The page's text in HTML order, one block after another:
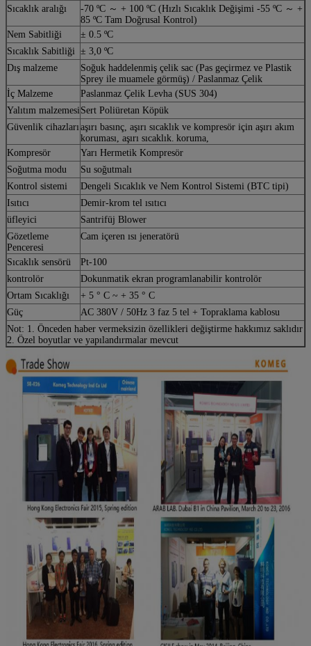
Sıcaklık aralığı
-70 ºC ～ + 100 ºC (Hızlı Sıcaklık Değişimi -55 ºC ～ +
85 ºC Tam Doğrusal Kontrol)
Nem Sabitliği
± 0.5 ºC
Sıcaklık Sabitliği ± 3,0 ºC
Dış malzeme
Soğuk haddelenmiş çelik sac (Pas geçirmez ve Plastik
Sprey ile muamele görmüş) / Paslanmaz Çelik
İç Malzeme
Paslanmaz Çelik Levha (SUS 304)
Yalıtım malzemesi Sert Poliüretan Köpük
Güvenlik cihazları aşırı basınç, aşırı sıcaklık ve kompresör için aşırı akım
koruması, aşırı sıcaklık. koruma,
Kompresör
Yarı Hermetik Kompresör
Soğutma modu
Su soğutmalı
Kontrol sistemi
Dengeli Sıcaklık ve Nem Kontrol Sistemi (BTC tipi)
Isıtıcı
Demir-krom tel ısıtıcı
üfleyici
Santrifüj Blower
Gözetleme
Penceresi
Cam içeren ısı jeneratörü
Sıcaklık sensörü
Pt-100
kontrolör
Dokunmatik ekran programlanabilir kontrolör
Ortam Sıcaklığı
+ 5 ° C ~ + 35 ° C
Güç
AC 380V / 50Hz 3 faz 5 tel + Topraklama kablosu
Not: 1. Önceden haber vermeksizin özellikleri değiştirme hakkımız saklıdır
2. Özel boyutlar ve yapılandırmalar mevcut